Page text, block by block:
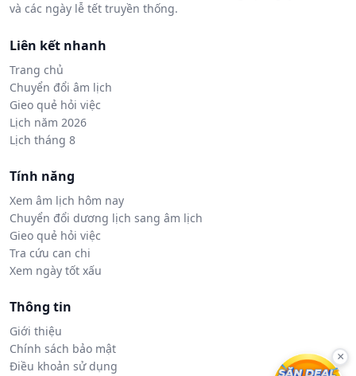
và các ngày lễ tết truyền thống.
Liên kết nhanh
Trang chủ
Chuyển đổi âm lịch
Gieo quẻ hỏi việc
Lịch năm 2026
Lịch tháng 8
Tính năng
Xem âm lịch hôm nay
Chuyển đổi dương lịch sang âm lịch
Gieo quẻ hỏi việc
Tra cứu can chi
Xem ngày tốt xấu
Thông tin
Giới thiệu
Chính sách bảo mật
Điều khoản sử dụng
×